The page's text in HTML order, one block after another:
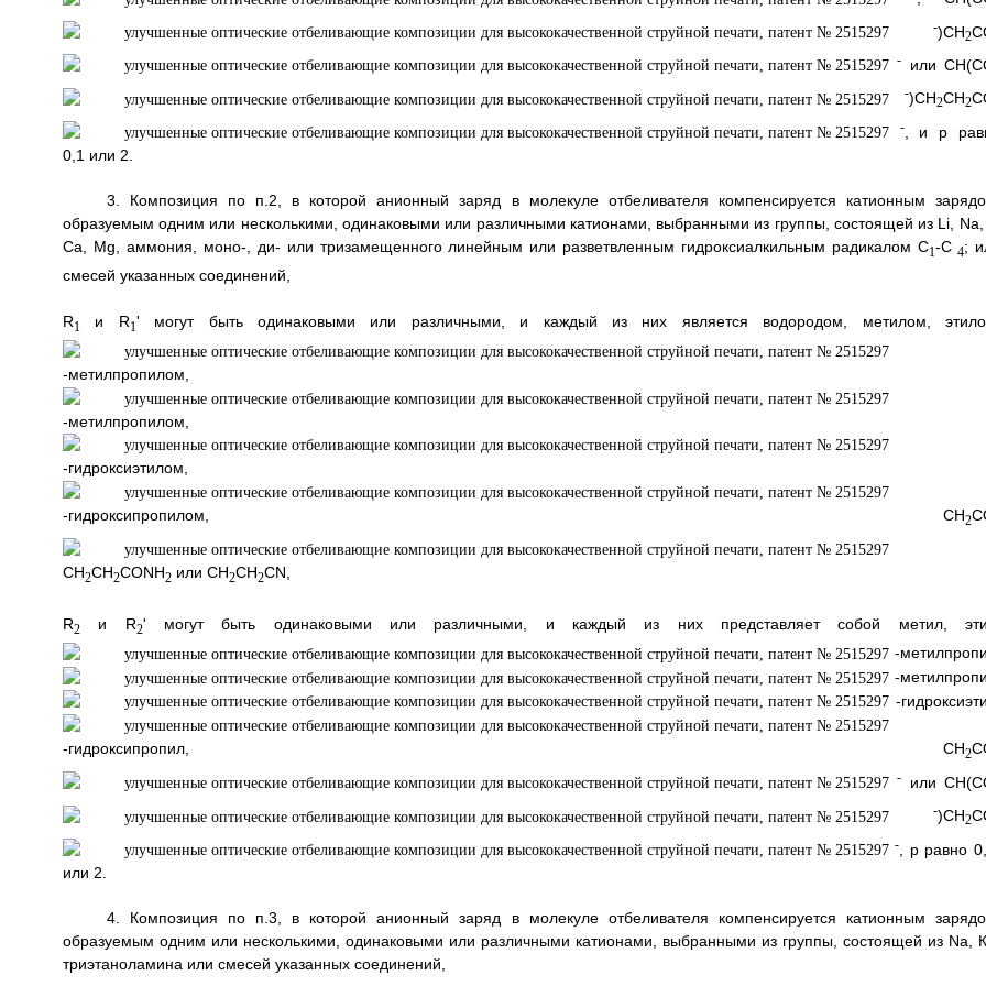
-)СН2
-
или
-)СН2СН2
-, и p
0,1 или 2.
3. Композиция по п.2, в которой анионный заряд в молекуле отбеливателя компенсируется катионным
образуемым одним или несколькими, одинаковыми или различными катионами, выбранными из группы, состоящей из Li, Na,
Са, Mg, аммония, моно-, ди- или тризамещенного линейным или разветвленным гидроксиалкильным радикалом C1-C 4;
смесей указанных соединений,
R1 и R1' могут быть одинаковыми или различными, и каждый из них является водородом, метилом,
-метилпропилом,
-метилпропилом,
-гидроксиэтилом,
-гидроксипропилом, СН2
CH2CH2CONH2или CH2CH2CN,
R2и R2' могут быть одинаковыми или различными, и каждый из них представляет собой метил,
-
-
-
-гидроксипропил, СН2
-
или
-)СН2
-
, p равно
или 2.
4. Композиция по п.3, в которой анионный заряд в молекуле отбеливателя компенсируется катионным
образуемым одним или несколькими, одинаковыми или различными катионами, выбранными из группы, состоящей из Na,
триэтаноламина или смесей указанных соединений,